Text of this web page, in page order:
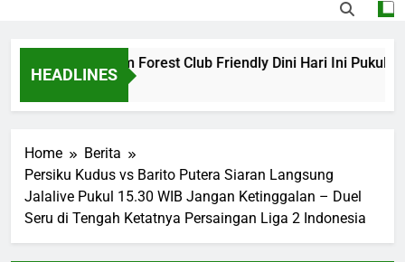
HEADLINES
vs Nottingham Forest Club Friendly Dini Hari Ini Pukul
Home
Berita
Persiku Kudus vs Barito Putera Siaran Langsung
Jalalive Pukul 15.30 WIB Jangan Ketinggalan – Duel
Seru di Tengah Ketatnya Persaingan Liga 2 Indonesia